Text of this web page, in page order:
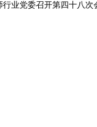
业党委召开第四十八